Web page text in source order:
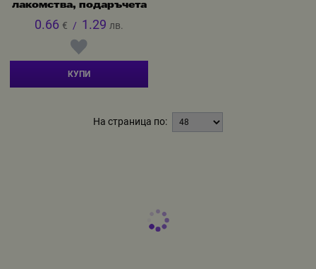
лакомства, подаръчета
0.66 € / 1.29 лв.
КУПИ
На страница по: